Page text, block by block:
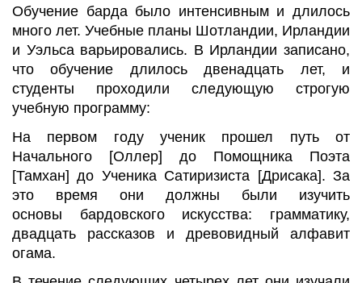
Обучение барда было интенсивным и длилось
много лет. Учебные планы Шотландии, Ирландии
и Уэльса варьировались. В Ирландии записано,
что обучение длилось двенадцать лет, и
студенты проходили следующую строгую
учебную программу:
На первом году ученик прошел путь от
Начального [Оллер] до Помощника Поэта
[Тамхан] до Ученика Сатиризиста [Дрисака]. За
это время они должны были изучить
основы бардовскогоискусства: грамматику,
двадцать рассказов и древовидный алфавит
огама.